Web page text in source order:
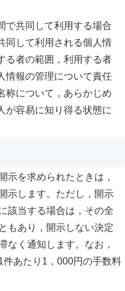
で共同して利用する場合
同して利用される個人情
る者の範囲，利用する者
情報の管理について責任
称について，あらかじめ
が容易に知り得る状態に
示を求められたときは，
示します。ただし，開示
該当する場合は，その全
もあり，開示しない決定
なく通知します。なお，
あたり1，000円の手数料